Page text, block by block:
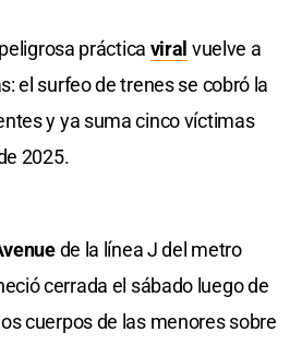
práctica viral vuelve a
el surfeo de trenes se cobró la
y ya suma cinco víctimas
2025.
de la línea J del metro
cerrada el sábado luego de
cuerpos de las menores sobre